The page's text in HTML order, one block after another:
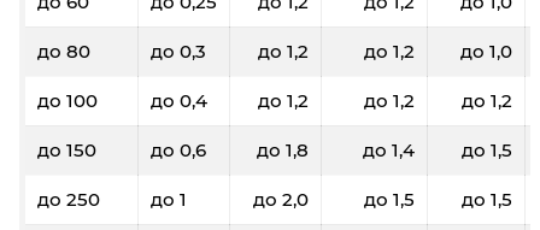
до 80 до 0,3 до 1,2 до 1,2 до 1,0
до 100 до 0,4 до 1,2 до 1,2 до 1,2
до 150 до 0,6 до 1,8 до 1,4 до 1,5
до 250 до 1 до 2,0 до 1,5 до 1,5